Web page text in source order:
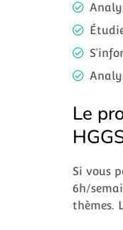
Le
Si vous
6h/
thèmes.